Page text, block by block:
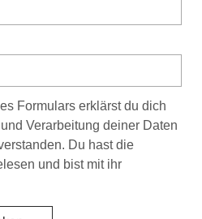
Formulars erklärst du dich
Verarbeitung deiner Daten
Du hast die
und bist mit ihr